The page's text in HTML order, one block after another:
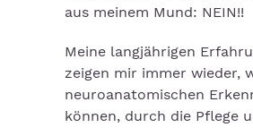
aus meinem Mund: NEIN!!
Meine langjährigen
zeigen mir immer wieder,
neuroanatomischen
können, durch die Pflege